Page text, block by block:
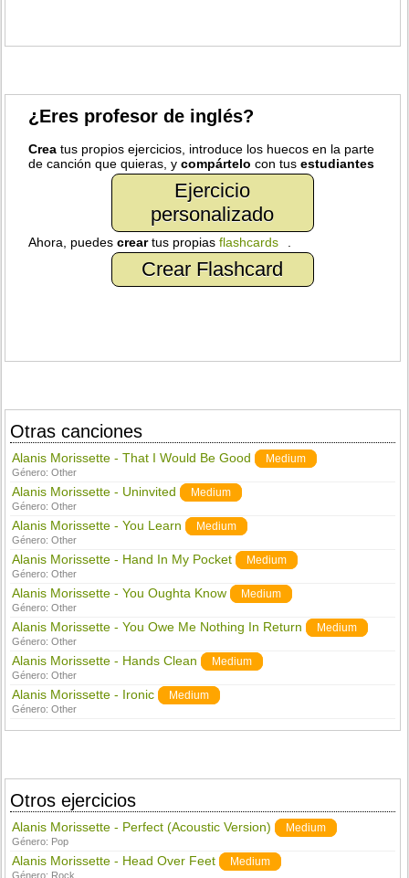
¿Eres profesor de inglés?
Crea tus propios ejercicios, introduce los huecos en la parte
de canción que quieras, ycompártelo con tusestudiantes
Ejercicio
personalizado
Ahora, puedescreartus propiasflashcards
Crear Flashcard
Otras canciones
Alanis Morissette - That I Would Be Good Medium
Género:Other
Alanis Morissette - Uninvited Medium
Género:Other
Alanis Morissette - You Learn Medium
Género:Other
Alanis Morissette - Hand In My Pocket Medium
Género:Other
Alanis Morissette - You Oughta Know Medium
Género:Other
Alanis Morissette - You Owe Me Nothing In Return Medium
Género:Other
Alanis Morissette - Hands Clean Medium
Género:Other
Alanis Morissette - Ironic Medium
Género:Other
Otros ejercicios
Alanis Morissette - Perfect (Acoustic Version) Medium
Género: Pop
Alanis Morissette - Head Over Feet Medium
Género: Rock